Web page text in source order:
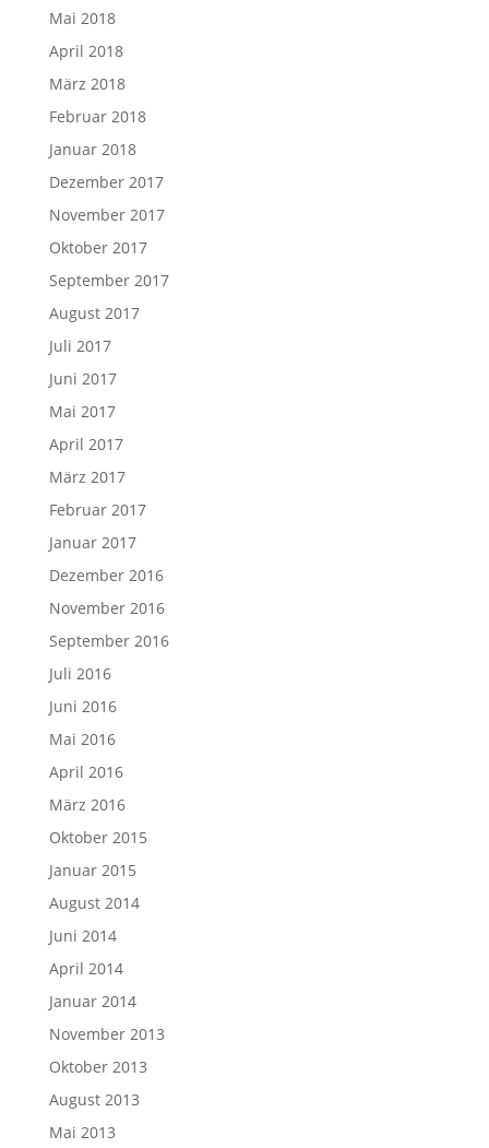
Mai 2018
April 2018
März 2018
Februar 2018
Januar 2018
Dezember 2017
November 2017
Oktober 2017
September 2017
August 2017
Juli 2017
Juni 2017
Mai 2017
April 2017
März 2017
Februar 2017
Januar 2017
Dezember 2016
November 2016
September 2016
Juli 2016
Juni 2016
Mai 2016
April 2016
März 2016
Oktober 2015
Januar 2015
August 2014
Juni 2014
April 2014
Januar 2014
November 2013
Oktober 2013
August 2013
Mai 2013